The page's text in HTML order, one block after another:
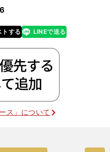
する
line LINEで送る
ス」について